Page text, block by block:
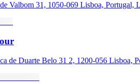
Valbom 31, 1050-069 Lisboa, Portugal,
de Duarte Belo 31 2, 1200-056 Lisboa,